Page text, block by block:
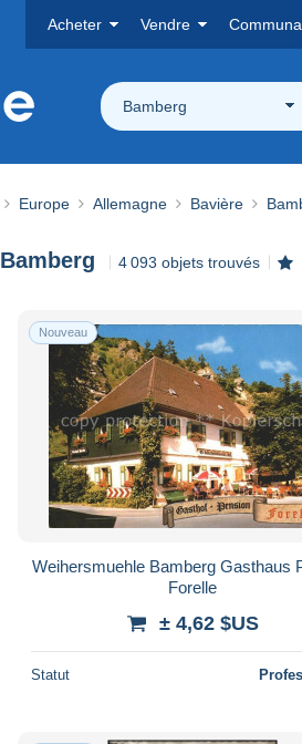
Acheter Vendre
Bamberg
Europe Allemagne Bavière
Bamberg 4 093 objets trouvés
Nouveau
Weihersmuehle Bamberg Gasthaus
Forelle
± 4,62 $US
Statut